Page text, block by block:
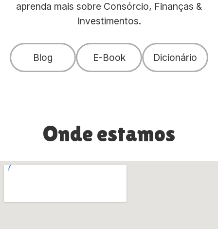
aprenda mais sobre Consórcio, Finanças &
Investimentos.
Blog E-Book Dicionário
Onde estamos